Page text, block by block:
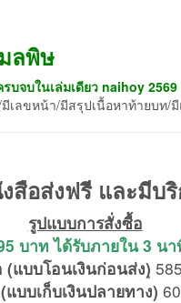
ลพิษ
บจบในเล่มเดียว naihoy 2569
ลขหน้า/มีสรุปเนื้อหาท้ายบท/
อส่งฟรี และมีบริ
รูปแบบการสั่งซื้อ
บาท ได้รับภายใน 3 น
(แบบโอนเงินก่อนส่ง)
บบเก็บเงินปลายทาง)